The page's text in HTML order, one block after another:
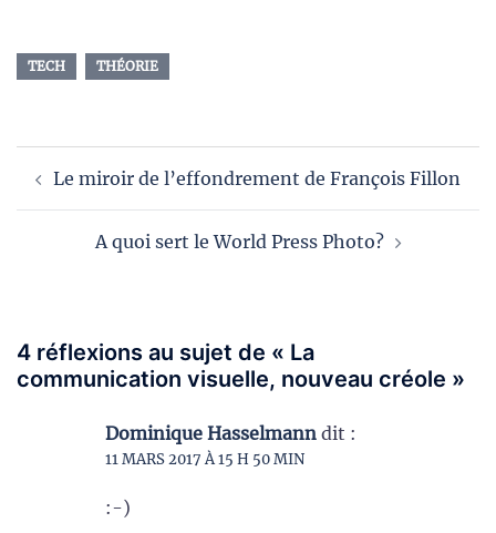
TECH THÉORIE
d’article
Le miroir de l’effondrement de François Fillon
A quoi sert le World Press Photo?
4 réflexions au sujet de « La
communication visuelle, nouveau créole »
Dominique Hasselmann dit :
11 MARS 2017 À 15 H 50 MIN
:-)